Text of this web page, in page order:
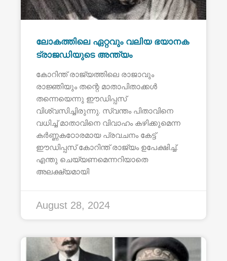
ലോകത്തിലെ ഏറ്റവും വലിയ ഭയാനക
ട്രാജഡിയുടെ അന്ത്യം
കോറിന്ത് രാജ്യത്തിലെ രാജാവും
രാജ്ഞിയും തന്റെ മാതാപിതാക്കൾ
തന്നെയെന്നു ഈഡിപ്പസ്
വിശ്വസിച്ചിരുന്നു. സ്വന്തം പിതാവിനെ
വധിച്ച് മാതാവിനെ വിവാഹം കഴിക്കുമെന്ന
കർണ്ണകഠോരമായ പ്രവചനം കേട്ട്
ഈഡിപ്പസ് കോറിന്ത് രാജ്യം ഉപേക്ഷിച്ച്.
എന്തു ചെയ്യണമെന്നറിയാതെ
അലക്ഷ്യമായി
August 28, 2024